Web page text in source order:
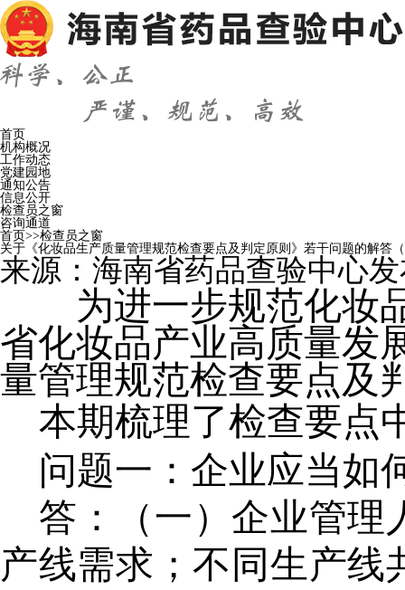
首页
机构概况
工作动态
党建园地
通知公告
信息公开
检查员之窗
咨询通道
首页>>检查员之窗
关于《化妆品生产质量管理规范检查要点及判定原则》若干问题的解答
来源： 海南省药品查验中心
为进一步规范化妆
省化妆品产业高质量发
量管理规范检查要点及
本期梳理了检查要点
问题一： 企业应当如
答：
（一） 企业管理
产线需求；不同生产线